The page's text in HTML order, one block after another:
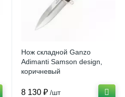
Нож складной Ganzo
Adimanti Samson design,
коричневый
8 130 ₽ /шт